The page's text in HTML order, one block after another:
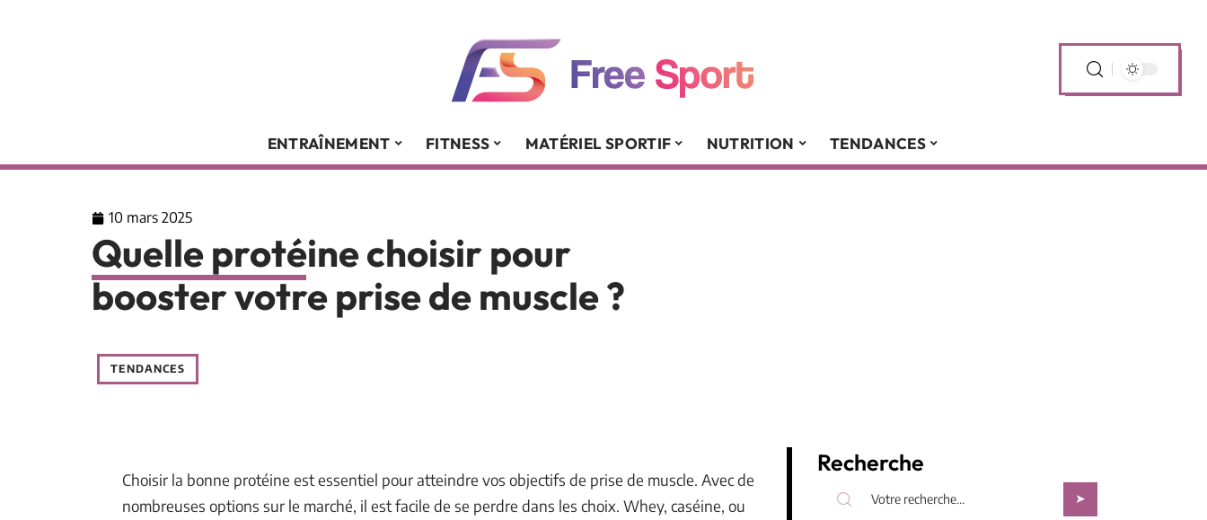
ENTRAÎNEMENT FITNESS MATÉRIEL SPORTIF NUTRITION TENDANCES
10 mars 2025
Quelle protéine choisir pour
booster votre prise de muscle ?
TENDANCES
Choisir la bonne protéine est essentiel pour atteindre vos objectifs de prise de muscle. Avec de
nombreuses options sur le marché, il est facile de se perdre dans les choix. Whey, caséine, ou
Recherche